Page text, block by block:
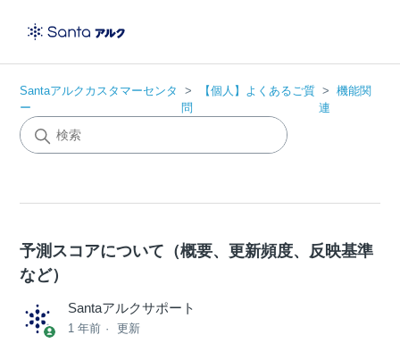
Santaアルクカスタマーセンタ
ー
【個人】よくあるご質
問
機能関
連
予測スコアについて（概要、更新頻度、反映基準
など）
Santaアルクサポート
1 年前 更新